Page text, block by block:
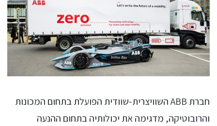
חברת ABB השוויצרית-שוודית הפועלת בתחום המכונות
והרובוטיקה, מדגימה את יכולותיה בתחום ההנעה